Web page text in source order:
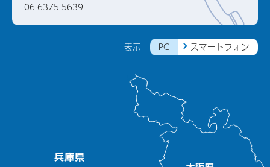
表示 PC スマートフォン
06-6375-5639